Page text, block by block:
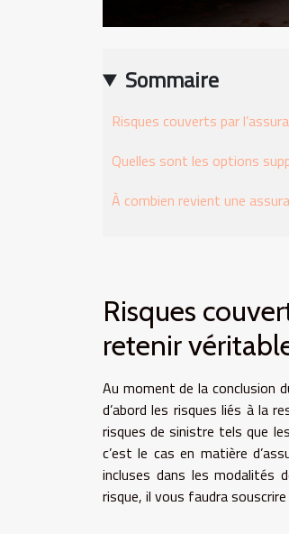
Sommaire
Risques couverts par
Quelles sont les options
À combien revient une
Risques
retenir
Au moment de la conclusion
d’abord les risques liés à la
risques de sinistre tels que
c’est le cas en matière
incluses dans les modalités
risque, il vous faudra